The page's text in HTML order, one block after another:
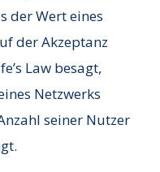
der Wert eines
der Akzeptanz
Law besagt,
Netzwerks
seiner Nutzer